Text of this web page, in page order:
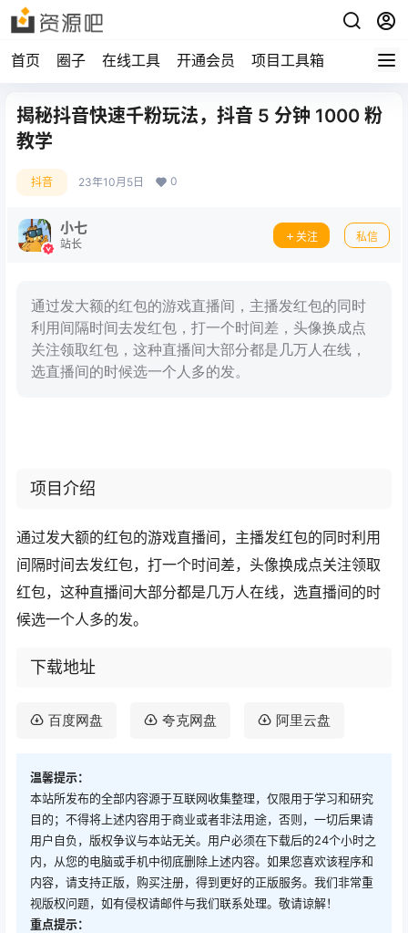
首页 圈子 在线工具 开通会员 项目工具箱
揭秘抖音快速千粉玩法，抖音 5 分钟 1000 粉
教学
抖音 23年10月5日 0
小七
站长
关注 私信
​通过发大额的红包的游戏直播间，主播发红包的同时
利用间隔时间去发红包，打一个时间差，头像换成点
关注领取红包，这种直播间大部分都是几万人在线，
选直播间的时候选一个人多的发。
项目介绍
通过发大额的红包的游戏直播间，主播发红包的同时利用
间隔时间去发红包，打一个时间差，头像换成点关注领取
红包，这种直播间大部分都是几万人在线，选直播间的时
候选一个人多的发。
下载地址
百度网盘 夸克网盘 阿里云盘
温馨提示：
本站所发布的全部内容源于互联网收集整理，仅限用于学习和研究
目的；不得将上述内容用于商业或者非法用途，否则，一切后果请
用户自负，版权争议与本站无关。用户必须在下载后的24个小时之
内，从您的电脑或手机中彻底删除上述内容。如果您喜欢该程序和
内容，请支持正版，购买注册，得到更好的正版服务。我们非常重
视版权问题，如有侵权请邮件与我们联系处理。敬请谅解！
重点提示：